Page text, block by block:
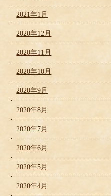
2021年1月
2020年12月
2020年11月
2020年10月
2020年9月
2020年8月
2020年7月
2020年6月
2020年5月
2020年4月